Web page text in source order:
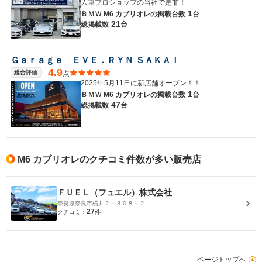
入車プロショップの当社で是非！
ＢＭＷ M6 カブリオレの掲載台数 1台
総掲載数 21台
Ｇａｒａｇｅ ＥＶＥ．ＲＹＮ ＳＡＫＡＩ
総合評価 4.9点
2025年5月11日に新店舗オープン！！
ＢＭＷ M6 カブリオレの掲載台数 1台
総掲載数 47台
M6 カブリオレのクチコミ件数が多い販売店
ＦＵＥＬ（フュエル）株式会社
奈良県奈良市横井２－３０８－２
クチコミ： 27件
ページトップへ